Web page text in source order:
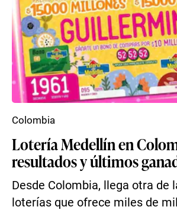
Lotería Medellín en
resultados y últimos
Desde Colombia, llega otra de
loterías que ofrece miles de
Colombia